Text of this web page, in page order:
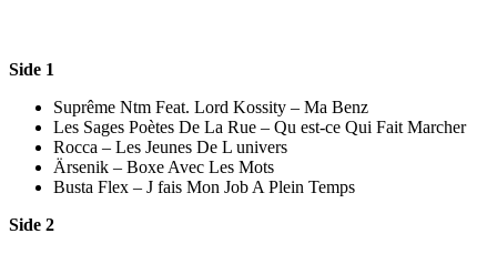
Side 1
Suprême Ntm Feat. Lord Kossity – Ma Benz
Les Sages Poètes De La Rue – Qu est-ce Qui Fait Marcher
Rocca – Les Jeunes De L univers
Ärsenik – Boxe Avec Les Mots
Busta Flex – J fais Mon Job A Plein Temps
Side 2